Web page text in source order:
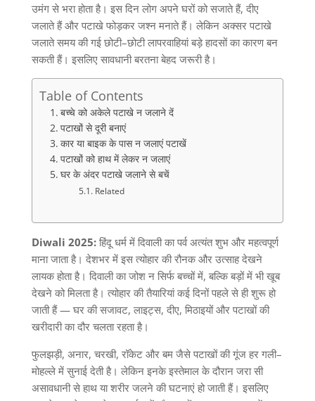
उमंग से भरा होता है। इस दिन लोग अपने घरों को सजाते हैं, दीए
जलाते हैं और पटाखे फोड़कर जश्न मनाते हैं। लेकिन अक्सर पटाखे
जलाते समय की गई छोटी–छोटी लापरवाहियां बड़े हादसों का कारण बन
सकती हैं। इसलिए सावधानी बरतना बेहद जरूरी है।
Table of Contents
बच्चे को अकेले पटाखे न जलाने दें
पटाखों से दूरी बनाएं
कार या बाइक के पास न जलाएं पटाखें
पटाखों को हाथ में लेकर न जलाएं
घर के अंदर पटाखे जलाने से बचें
Related
Diwali 2025: हिंदू धर्म में दिवाली का पर्व अत्यंत शुभ और महत्वपूर्ण
माना जाता है। देशभर में इस त्योहार की रौनक और उत्साह देखने
लायक होता है। दिवाली का जोश न सिर्फ बच्चों में, बल्कि बड़ों में भी खूब
देखने को मिलता है। त्योहार की तैयारियां कई दिनों पहले से ही शुरू हो
जाती हैं— घर की सजावट, लाइट्स, दीए, मिठाइयों और पटाखों की
खरीदारी का दौर चलता रहता है।
फुलझड़ी, अनार, चरखी, रॉकेट और बम जैसे पटाखों की गूंज हर गली–
मोहल्ले में सुनाई देती है। लेकिन इनके इस्तेमाल के दौरान जरा सी
असावधानी से हाथ या शरीर जलने की घटनाएं हो जाती हैं। इसलिए